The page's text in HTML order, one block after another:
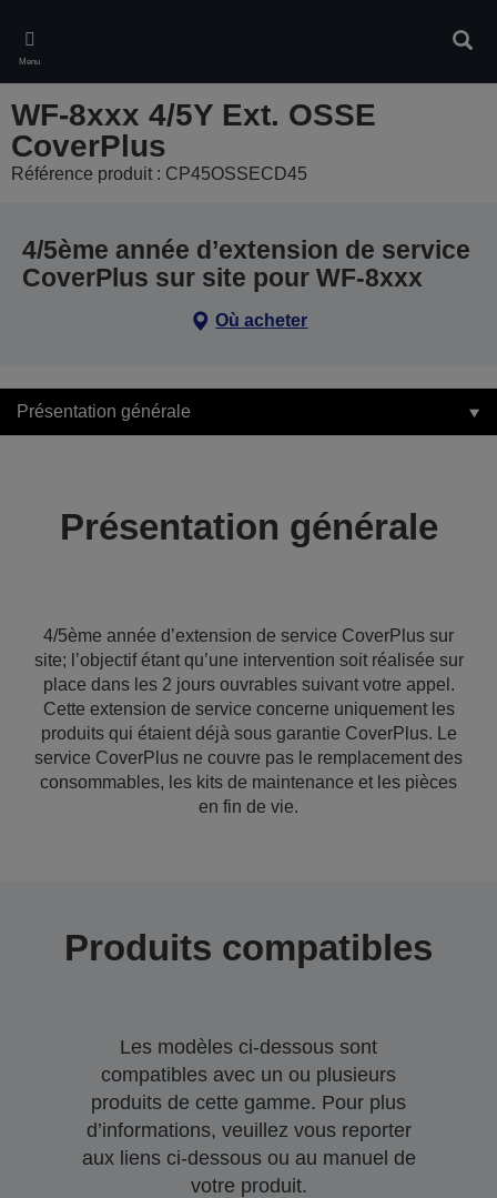
main
content
Menu
WF-8xxx 4/5Y Ext. OSSE
CoverPlus
Référence produit : CP45OSSECD45
4/5ème année d’extension de service
CoverPlus sur site pour WF-8xxx
Où acheter
Présentation générale
Présentation générale
4/5ème année d’extension de service CoverPlus sur
site; l’objectif étant qu’une intervention soit réalisée sur
place dans les 2 jours ouvrables suivant votre appel.
Cette extension de service concerne uniquement les
produits qui étaient déjà sous garantie CoverPlus. Le
service CoverPlus ne couvre pas le remplacement des
consommables, les kits de maintenance et les pièces
en fin de vie.
Produits compatibles
Les modèles ci-dessous sont
compatibles avec un ou plusieurs
produits de cette gamme. Pour plus
d’informations, veuillez vous reporter
aux liens ci-dessous ou au manuel de
votre produit.